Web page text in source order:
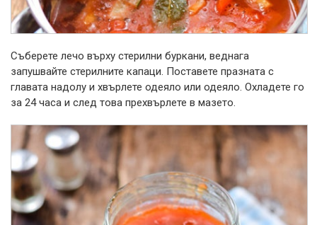
Съберете лечо върху стерилни буркани, веднага
запушвайте стерилните капаци. Поставете празната с
главата надолу и хвърлете одеяло или одеяло. Охладете го
за 24 часа и след това прехвърлете в мазето.